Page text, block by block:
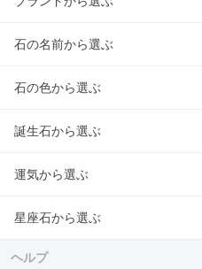
石の名前から選ぶ
石の色から選ぶ
誕生石から選ぶ
運気から選ぶ
星座石から選ぶ
ヘルプ